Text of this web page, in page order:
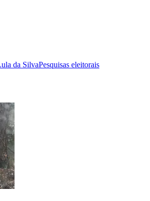
da SilvaPesquisas eleitorais